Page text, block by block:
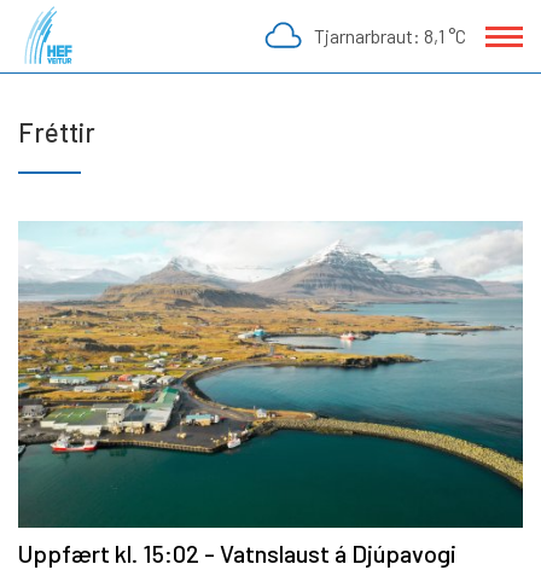
Fara
Tjarnarbraut: 8,1 °C
Fréttir
Uppfært kl. 15:02 - Vatnslaust á Djúpavogi